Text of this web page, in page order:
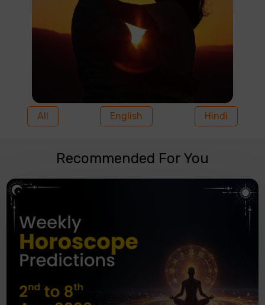
All English Hindi
Recommended For You